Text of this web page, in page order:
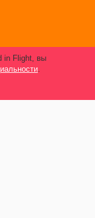
in Flight, вы
.